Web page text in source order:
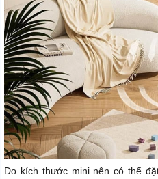
Do kích thước mini nên có thể